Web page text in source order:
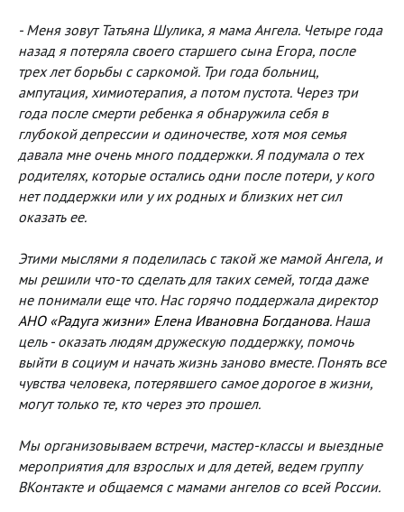
- Меня зовут Татьяна Шулика, я мама Ангела. Четыре года
назад я потеряла своего старшего сына Егора, после
трех лет борьбы с саркомой. Три года больниц,
ампутация, химиотерапия, а потом пустота. Через три
года после смерти ребенка я обнаружила себя в
глубокой депрессии и одиночестве, хотя моя семья
давала мне очень много поддержки. Я подумала о тех
родителях, которые остались одни после потери, у кого
нет поддержки или у их родных и близких нет сил
оказать ее.
Этими мыслями я поделилась с такой же мамой Ангела, и
мы решили что-то сделать для таких семей, тогда даже
не понимали еще что. Нас горячо поддержала директор
АНО «Радуга жизни» Елена Ивановна Богданова. Наша
цель - оказать людям дружескую поддержку, помочь
выйти в социум и начать жизнь заново вместе. Понять все
чувства человека, потерявшего самое дорогое в жизни,
могут только те, кто через это прошел.
Мы организовываем встречи, мастер-классы и выездные
мероприятия для взрослых и для детей, ведем группу
ВКонтакте и общаемся с мамами ангелов со всей России.